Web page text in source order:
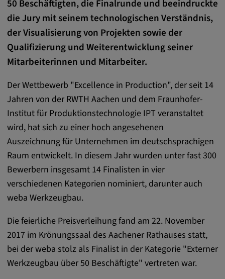
50 Beschäftigten, die Finalrunde und beeindruckte
die Jury mit seinem technologischen Verständnis,
der Visualisierung von Projekten sowie der
Qualifizierung und Weiterentwicklung seiner
Mitarbeiterinnen und Mitarbeiter.
Der Wettbewerb "Excellence in Production", der seit 14
Jahren von der RWTH Aachen und dem Fraunhofer-
Institut für Produktionstechnologie IPT veranstaltet
wird, hat sich zu einer hoch angesehenen
Auszeichnung für Unternehmen im deutschsprachigen
Raum entwickelt. In diesem Jahr wurden unter fast 300
Bewerbern insgesamt 14 Finalisten in vier
verschiedenen Kategorien nominiert, darunter auch
weba Werkzeugbau.
Die feierliche Preisverleihung fand am 22. November
2017 im Krönungssaal des Aachener Rathauses statt,
bei der weba stolz als Finalist in der Kategorie "Externer
Werkzeugbau über 50 Beschäftigte" vertreten war.
Name:
cookie_consent
Zweck:
Dieses Cookie speichert die
benutzerspezifischen Cookie-Einstellungen
Cookie Laufzeit:
Externe Medien
Notwendig, um Inhalte von externen Medien-
Plattformen anzuzeigen.
Google Maps
Name:
DV, SOCS, NID, AEC, CONSENT, OGPC
Anbieter:
google.com